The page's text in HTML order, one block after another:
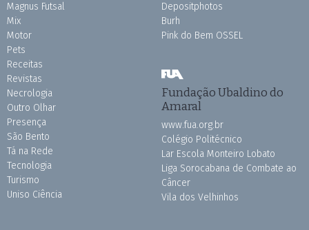
Magnus Futsal
Mix
Motor
Pets
Receitas
Revistas
Necrologia
Outro Olhar
Presença
São Bento
Tá na Rede
Tecnologia
Turismo
Uniso Ciência
Depositphotos
Burh
Pink do Bem OSSEL
Fundação Ubaldino do
Amaral
www.fua.org.br
Colégio Politécnico
Lar Escola Monteiro Lobato
Liga Sorocabana de Combate ao
Câncer
Vila dos Velhinhos